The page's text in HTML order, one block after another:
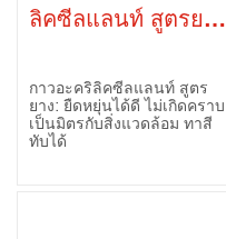
ลิคซีลแลนท์ สูตรยาง
Latex Sealant –
Gap Filler)
กาวอะคริลิคซีลแลนท์ สูตร
ยาง: ยืดหยุ่นได้ดี ไม่เกิดคราบ
เป็นมิตรกับสิ่งแวดล้อม ทาสี
ทับได้